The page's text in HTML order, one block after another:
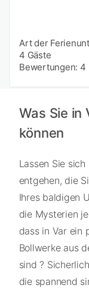
Art der
4 Gäste
Bewertungen: 4
Was Sie in
können
Lassen Sie
entgehen, die
Ihres baldigen
die Mysterien
dass in Var ein
Bollwerke aus
sind ?
die spannend